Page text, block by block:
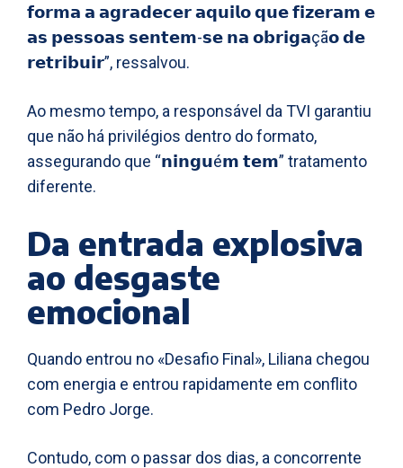
𝗳𝗼𝗿𝗺𝗮 𝗮 𝗮𝗴𝗿𝗮𝗱𝗲𝗰𝗲𝗿 𝗮𝗾𝘂𝗶𝗹𝗼 𝗾𝘂𝗲 𝗳𝗶𝘇𝗲𝗿𝗮𝗺 𝗲
𝗮𝘀 𝗽𝗲𝘀𝘀𝗼𝗮𝘀 𝘀𝗲𝗻𝘁𝗲𝗺-𝘀𝗲 𝗻𝗮 𝗼𝗯𝗿𝗶𝗴𝗮çã𝗼 𝗱𝗲
𝗿𝗲𝘁𝗿𝗶𝗯𝘂𝗶𝗿”, ressalvou.
Ao mesmo tempo, a responsável da TVI garantiu
que não há privilégios dentro do formato,
assegurando que “𝗻𝗶𝗻𝗴𝘂é𝗺 𝘁𝗲𝗺” tratamento
diferente.
Da entrada explosiva
ao desgaste
emocional
Quando entrou no «Desafio Final», Liliana chegou
com energia e entrou rapidamente em conflito
com Pedro Jorge.
Contudo, com o passar dos dias, a concorrente